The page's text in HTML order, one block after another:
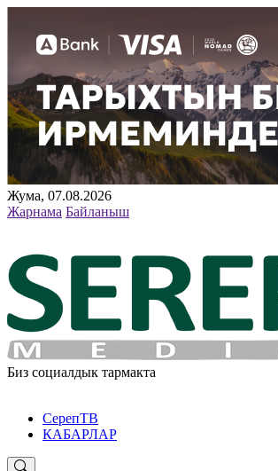
Жума, 07.08.2026
Жарнама Байланыш
Биз социалдык тармакта
СерепТВ
КАБАРЛАР